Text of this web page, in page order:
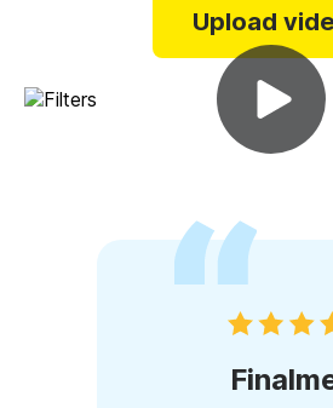
Upload